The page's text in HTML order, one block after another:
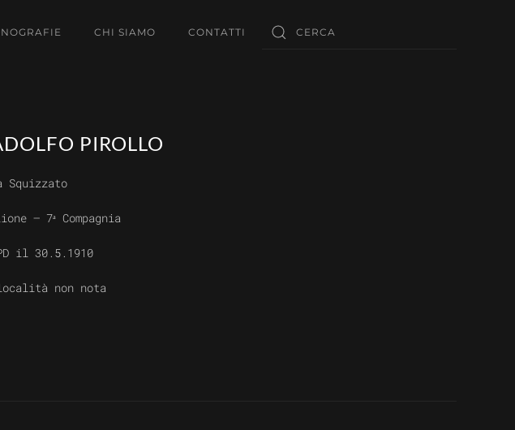
CHI SIAMO CONTATTI
PIROLLO
Squizzato
– 7ᵃ Compagnia
il 30.5.1910
non nota